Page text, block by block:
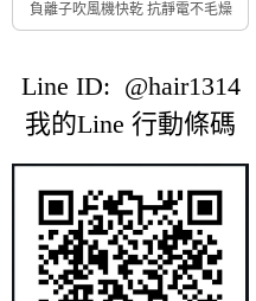
負離子吹風機快乾 抗靜電不毛燥
Line ID: @hair1314
我的Line 行動條碼